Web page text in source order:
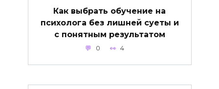
Как выбрать обучение на
психолога без лишней суеты и
с понятным результатом
0 4